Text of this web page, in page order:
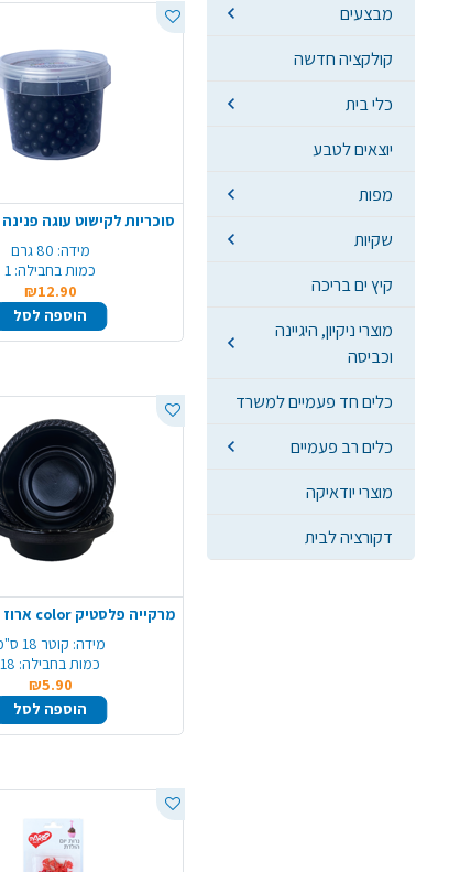
מבצעים
קולקציה חדשה
כלי בית
יוצאים לטבע
מפות
שקיות
קיץ ים בריכה
מוצרי ניקיון, היגיינה
וכביסה
כלים חד פעמיים למשרד
כלים רב פעמיים
מוצרי יודאיקה
דקורציה לבית
מידה: 80 גרם
כמות בחבילה: 1
₪12.90
הוספה לסל
מידה: קוטר 18 ס"מ
כמות בחבילה: 18
₪5.90
הוספה לסל